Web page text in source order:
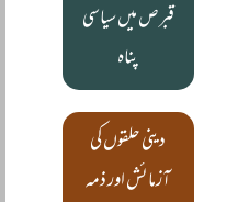
قبرص میں سیاسی
پناہ
دینی حلقوں کی
آزمائش اور ذمہ